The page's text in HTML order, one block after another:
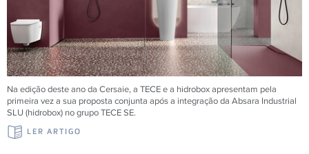
Na edição deste ano da Cersaie, a TECE e a hidrobox apresentam pela
primeira vez a sua proposta conjunta após a integração da Absara Industrial
SLU (hidrobox) no grupo TECE SE.
LER ARTIGO